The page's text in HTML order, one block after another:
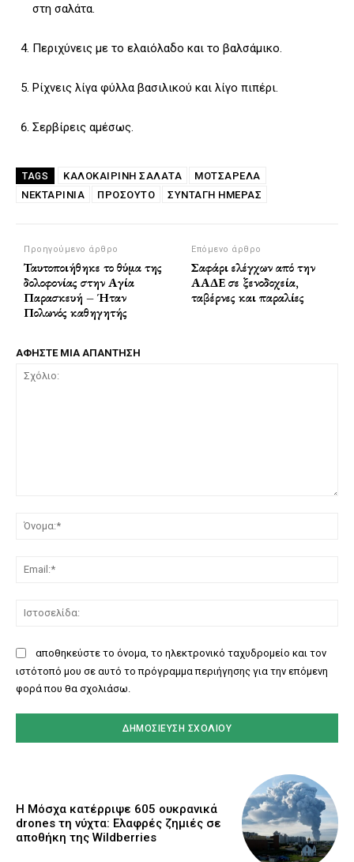
στη σαλάτα.
Περιχύνεις με το ελαιόλαδο και το βαλσάμικο.
Ρίχνεις λίγα φύλλα βασιλικού και λίγο πιπέρι.
Σερβίρεις αμέσως.
TAGS ΚΑΛΟΚΑΙΡΙΝΉ ΣΑΛΆΤΑ
ΜΟΤΣΑΡΈΛΑ
ΝΕΚΤΑΡΊΝΙΑ
ΠΡΟΣΟΎΤΟ ΣΥΝΤΑΓΗ ΗΜΕΡΑΣ
Προηγούμενο άρθρο
Ταυτοποιήθηκε το θύμα της
δολοφονίας στην Αγία
Παρασκευή – Ήταν
Πολωνός καθηγητής
Επόμενο άρθρο
Σαφάρι ελέγχων από την
ΑΑΔΕ σε ξενοδοχεία,
ταβέρνες και παραλίες
ΑΦΗΣΤΕ ΜΙΑ ΑΠΑΝΤΗΣΗ
αποθηκεύστε το όνομα, το ηλεκτρονικό ταχυδρομείο και τον
ιστότοπό μου σε αυτό το πρόγραμμα περιήγησης για την επόμενη
φορά που θα σχολιάσω.
Η Μόσχα κατέρριψε 605 ουκρανικά
drones τη νύχτα: Ελαφρές ζημιές σε
αποθήκη της Wildberries